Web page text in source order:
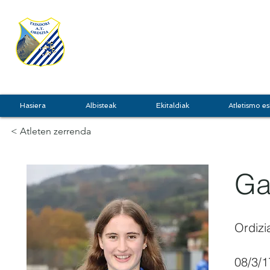
< Atleten zerrenda
08/3/
Hasiera Albisteak Ekitaldiak Atletismo